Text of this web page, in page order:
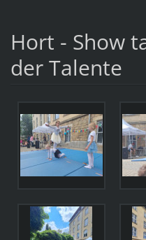
Hort - Show
der Talente